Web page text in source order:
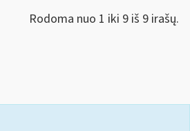
Rodoma nuo 1 iki 9 iš 9 irašų.